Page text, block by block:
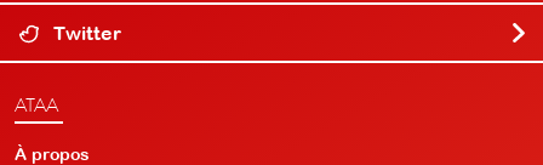
Twitter
ATAA
À propos